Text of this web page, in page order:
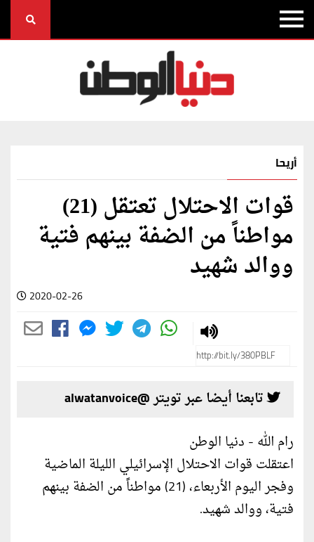
أريحا
قوات الاحتلال تعتقل (21)
مواطناً من الضفة بينهم فتية
ووالد شهيد
2020-02-26
تابعنا أيضا عبر تويتر @alwatanvoice
رام الله - دنيا الوطن
اعتقلت قوات الاحتلال الإسرائيلي الليلة الماضية
وفجر اليوم الأربعاء، (21) مواطناً من الضفة بينهم
فتية، ووالد شهيد.